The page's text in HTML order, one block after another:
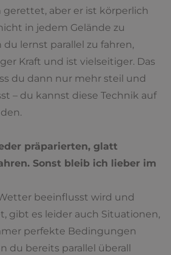
gerettet, aber er ist körperlich
in jedem Gelände zu
lernst parallel zu fahren,
Kraft und ist vielseitiger. Das
du dann nur mehr steil und
– du kannst diese Technik auf
präparierten, glatt
Sonst bleib ich lieber im
beeinflusst wird und
gibt es leider auch Situationen,
perfekte Bedingungen
du bereits parallel überall